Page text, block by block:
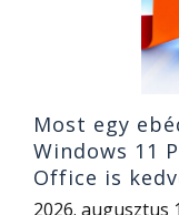
Most egy
Windows 11
Office is
2026. augusztus